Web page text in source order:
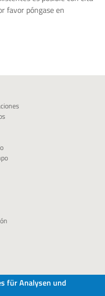
favor póngase en
für Analysen und